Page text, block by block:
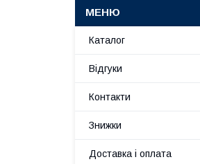
Каталог
Відгуки
Контакти
Знижки
Доставка і оплата